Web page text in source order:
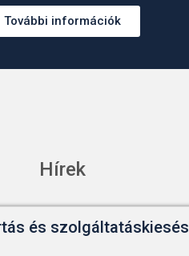
További információk
Hírek
és szolgáltatáskiesés